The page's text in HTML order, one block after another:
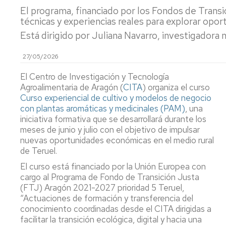
y
Transferencia
Proyectos
Cátedras
LEIs
Recursos
Infraestructuras
Laboratorios
singulares
El programa, financiado por los Fondos de
técnicas y experiencias reales para explorar
Está dirigido por Juliana Navarro, investigadora
27/05/2026
El Centro de Investigación y Tecnología
Agroalimentaria de Aragón (CITA) organiza el curso
Curso experiencial de cultivo y modelos de negocio
con plantas aromáticas y medicinales (PAM), una
iniciativa formativa que se desarrollará durante los
meses de junio y julio con el objetivo de impulsar
nuevas oportunidades económicas en el medio rural
de Teruel.
El curso está financiado por la Unión Europea con
cargo al Programa de Fondo de Transición Justa
(FTJ) Aragón 2021-2027 prioridad 5 Teruel,
“Actuaciones de formación y transferencia del
conocimiento coordinadas desde el CITA dirigidas a
facilitar la transición ecológica, digital y hacia una